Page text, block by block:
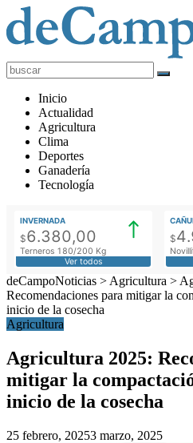
deCampoNoticias
Actualidad
Agropecuaria
Inicio
Actualidad
Agricultura
Clima
Deportes
Ganadería
Tecnología
INVERNADA
$6.380,00
Terneros 180/200 Kg
Ver todos
$
deCampoNoticias > Agricultura >
Recomendaciones para mitigar la
inicio de la cosecha
Agricultura
Agricultura 2025:
mitigar la
inicio de la cosecha
25 febrero, 20253 marzo, 2025